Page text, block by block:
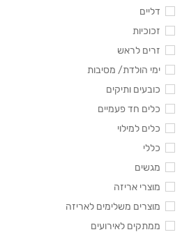
דליים
זכוכיות
זרים לראש
ימי הולדת/ מסיבות
כובעים ותיקים
כלים חד פעמיים
כלים למילוי
כללי
מגשים
מוצרי אריזה
מוצרים משלימים לאריזה
ממתקים לאירועים